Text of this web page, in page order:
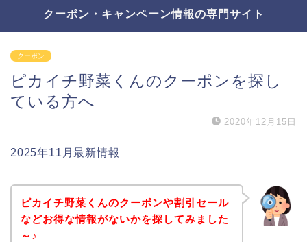
クーポン・キャンペーン情報の専門サイト
クーポン
ピカイチ野菜くんのクーポンを探し
ている方へ
2020年12月15日
2025年11月最新情報
ピカイチ野菜くんのクーポンや割引セール
などお得な情報がないかを探してみました
～♪